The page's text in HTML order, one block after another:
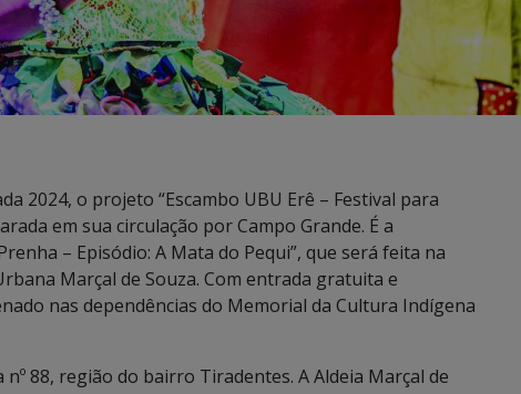
2024, o projeto “Escambo UBU Erê – Festival para
em sua circulação por Campo Grande. É a
– Episódio: A Mata do Pequi”, que será feita na
Marçal de Souza. Com entrada gratuita e
nas dependências do Memorial da Cultura Indígena
88, região do bairro Tiradentes. A Aldeia Marçal de